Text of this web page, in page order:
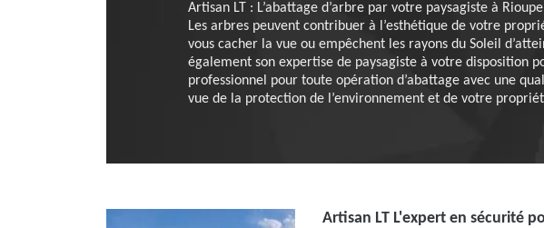
Artisan LT : L’abattage d’arbre par votre paysagiste à
Les arbres peuvent contribuer à l’esthétique de votre
vous cacher la vue ou empêchent les rayons du Soleil
également son expertise de paysagiste à votre disposition
professionnel pour toute opération d’abattage avec une
vue de la protection de l’environnement et de votre
Artisan LT L'expert en sécurité